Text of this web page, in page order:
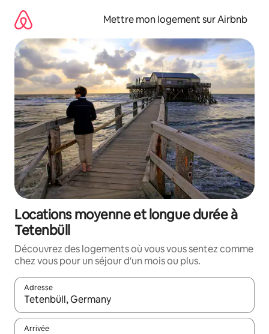
directement
contenu
Mettre mon logement sur Airbnb
Locations moyenne et longue durée à
Tetenbüll
Découvrez des logements où vous vous sentez comme
chez vous pour un séjour d'un mois ou plus.
Adresse
Lorsque les résultats s'affichent, utilisez les flèches vers le
Arrivée